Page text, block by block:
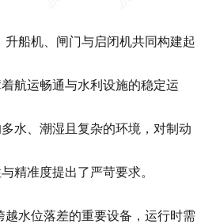
升船机、闸门与启闭机共同构建起
航运畅通与水利设施的稳定运
水、潮湿且复杂的环境，对制动
精准度提出了严苛要求。
越水位落差的重要设备，运行时需